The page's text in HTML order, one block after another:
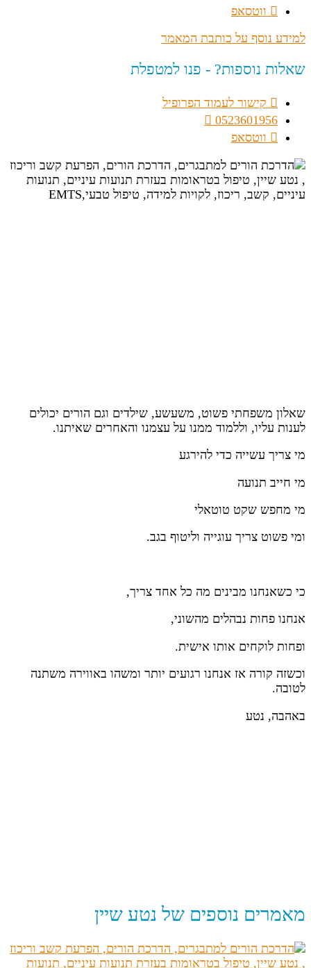
ווטסאפ
למידע נוסף על כותבת המאמר
שאלות נוספות? - פנו למטפלת
קישור לעמוד הפרופיל
0523601956
ווטסאפ
שאלון משפחתי פשוט, משעשע, שילדים וגם הורים יכולים
לענות עליו, וללמוד ממנו על עצמנו והאחרים שאיתנו.
מי צריך עשייה כדי להירגע
מי חייב תנועה
מי מחפש שקט טוטאלי
ומי פשוט צריך עוגייה וליטוף בגב.
כי כשאנחנו מבינים מה כל אחד צריך,
אנחנו פחות נבהלים מהשוני,
ופחות לוקחים אותו אישית.
וכשזה קורה אז אנחנו רגועים יותר ומשהו באווירה משתנה
לטובה.
באהבה, נטע
מאמרים נוספים של נטע שיין